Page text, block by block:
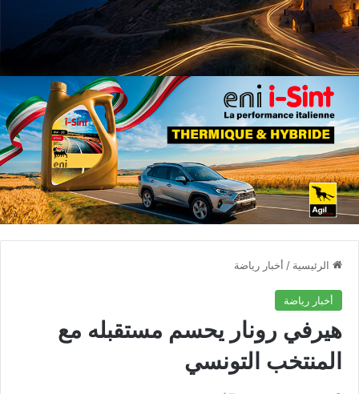
الرئيسية / أخبار رياضة
أخبار رياضة
هيرفي رونار يحسم مستقبله مع
المنتخب التونسي